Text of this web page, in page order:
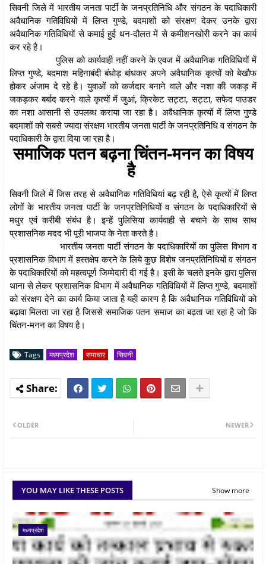
सिवनी जिले में भारतीय जनता पार्टी के जनप्रतिनिधि और संगठन के पदाधिकारी
अवैधानिक गतिविधियों में लिप्त गुण्डे, बदमाशों को संरक्षण देकर उनके द्वारा
अवैधानिक गतिविधियों से कमाई हुई धन-दौलत में से कमीशनखोरी करने का कार्य
कर रहे है।
पुलिस को कार्यवाही नहीं करने के एवज में अवैधानिक गतिविधियों में
लिप्त गुण्डे, बदमाश महिनाबंदी बंधोड़ बांधकर अपने अवैधानिक कृत्यों को बेखौफ
होकर अंजाम दे रहे है। युवाओं को कर्जदार बनाने वाले और नशा की जकड़ में
जकड़कर बर्बाद करने वाले कृत्यों में जुआं, क्रिकेट सट्टा, सट्टा, सफेद पाउडर
का नशा आसानी से उपलब्ध कराया जा रहा है। अवैधानिक कृत्यों में लिप्त गुण्डे
बदमाशों को सबसे ज्यादा संरक्षण भारतीय जनता पार्टी के जनप्रतिनिधि व संगठन के
पदाधिकारी के द्वारा दिया जा रहा है।
समाजिक पतन बढ़ना चिंतन-मनन का विषय
है
सिवनी जिले में जिस तरह से अवैधानिक गतिविधियां बढ़ रही है, ऐसे कृत्यों में लिप्त
लोगों के भारतीय जनता पार्टी के जनप्रतिनिधियों व संगठन के पदाधिकारियों से
मधुर एवं करीबी संबंध है। इन्हें पुलिसिया कार्यवाही से बचाने के साथ साथ
प्रशासनिक मदद भी पूरी भाजपा के नेता करते है।
भारतीय जनता पार्टी संगठन के पदाधिकारियों का पुलिस विभाग व
प्रशासनिक विभाग में हस्तक्षेप करने के लिये कुछ विशेष जनप्रतिनिधियों व संगठन
के पदाधिकारियों को महत्वपूर्ण जिम्मेदारी दी गई है। इसी के चलते इनके द्वारा पुलिस
थाना से लेकर प्रशासनिक विभाग में अवैधानिक गतिविधियों में लिप्त गुण्डे, बदमाशों
को संरक्षण देने का कार्य किया जाता है यही कारण है कि अवैधानिक गतिविधियों को
बढ़ावा मिलता जा रहा है जिससे समाजिक पतन समाज का बढ़ता जा रहा है जो कि
चिंतन-मनन का विषय है।
Tags मध्यप्रदेश समाचार सिवनी
NEWER
OLDER
YOU MAY LIKE THESE POSTS Show more
मध्यप्रदेश